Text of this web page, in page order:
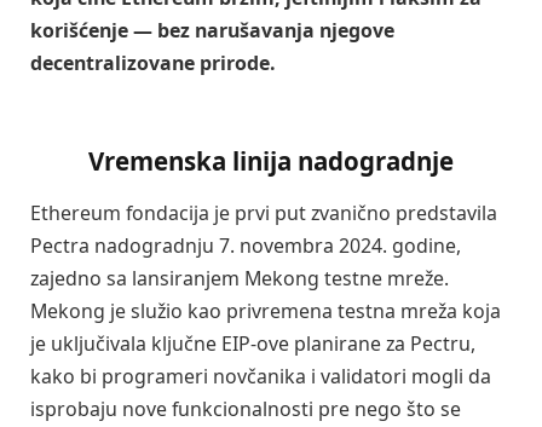
korišćenje — bez narušavanja njegove
decentralizovane prirode.
Vremenska linija nadogradnje
Ethereum fondacija je prvi put zvanično predstavila
Pectra nadogradnju 7. novembra 2024. godine,
zajedno sa lansiranjem Mekong testne mreže.
Mekong je služio kao privremena testna mreža koja
je uključivala ključne EIP-ove planirane za Pectru,
kako bi programeri novčanika i validatori mogli da
isprobaju nove funkcionalnosti pre nego što se